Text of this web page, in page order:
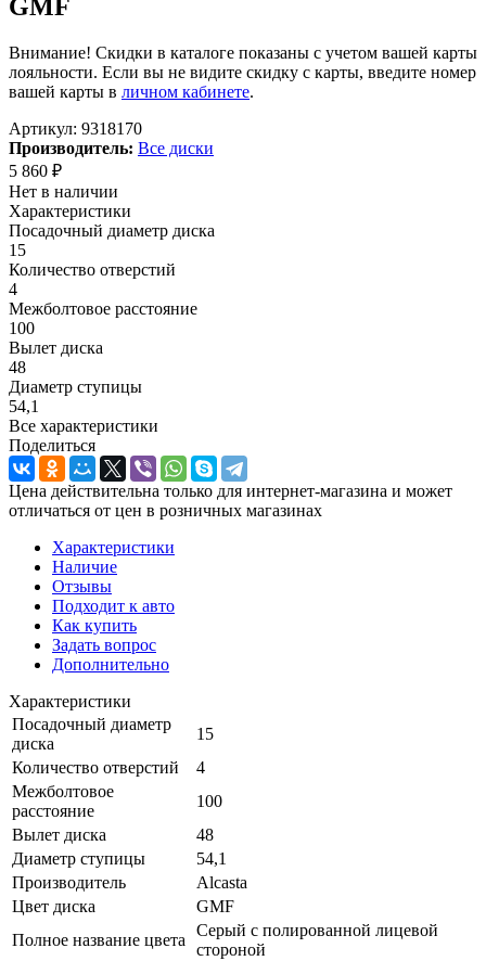
GMF
Внимание! Скидки в каталоге показаны с учетом вашей карты
лояльности. Если вы не видите скидку с карты, введите номер
вашей карты в личном кабинете.
Артикул: 9318170
Производитель: Все диски
5 860 ₽
Нет в наличии
Характеристики
Посадочный диаметр диска
15
Количество отверстий
4
Межболтовое расстояние
100
Вылет диска
48
Диаметр ступицы
54,1
Все характеристики
Поделиться
Цена действительна только для интернет-магазина и может
отличаться от цен в розничных магазинах
Характеристики
Наличие
Отзывы
Подходит к авто
Как купить
Задать вопрос
Дополнительно
Характеристики
Посадочный диаметр
диска
15
Количество отверстий
4
Межболтовое
расстояние
100
Вылет диска
48
Диаметр ступицы
54,1
Производитель
Alcasta
Цвет диска
GMF
Полное название цвета
Серый с полированной лицевой
стороной